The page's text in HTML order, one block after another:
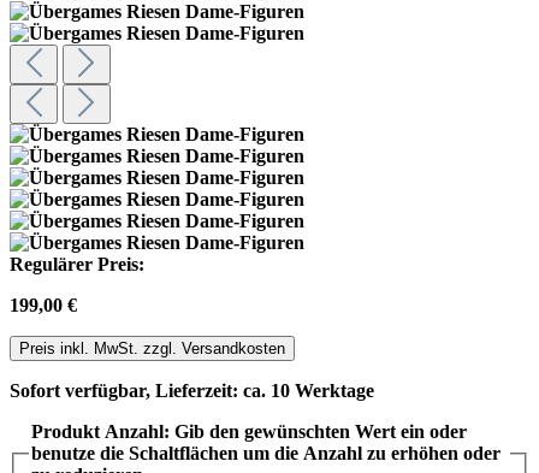
Regulärer Preis:
199,00 €
Preis inkl. MwSt. zzgl. Versandkosten
Sofort verfügbar, Lieferzeit: ca. 10 Werktage
Produkt Anzahl: Gib den gewünschten Wert ein oder
benutze die Schaltflächen um die Anzahl zu erhöhen oder